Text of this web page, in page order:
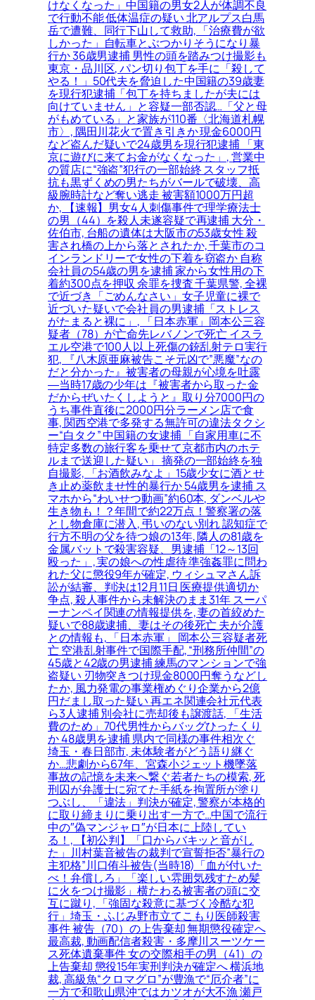
けなくなった」中国籍の男女2人が体調不良
で行動不能 低体温症の疑い 北アルプス白馬
岳で遭難、同行下山して救助, 「治療費が欲
しかった」自転車とぶつかりそうになり暴
行か 36歳男逮捕 男性の頭を踏みつけ撮影も
東京・品川区, パン切り包丁を手に「殺して
やる！」50代夫を脅迫した中国籍の39歳妻
を現行犯逮捕「包丁を持ちましたが夫には
向けていません」と容疑一部否認…「父と母
がもめている」と家族が110番〈北海道札幌
市〉, 隅田川花火で置き引きか 現金6000円
など盗んだ疑いで24歳男を現行犯逮捕 「東
京に遊びに来てお金がなくなった」, 営業中
の質店に“強盗”犯行の一部始終 スタッフ抵
抗も黒ずくめの男たちがバールで破壊、高
級腕時計など奪い逃走 被害額1000万円超
か, 【速報】男女4人刺傷事件で理学療法士
の男（44）を殺人未遂容疑で再逮捕 大分・
佐伯市, 台船の遺体は大阪市の53歳女性 殺
害され橋の上から落とされたか, 千葉市のコ
インランドリーで女性の下着を窃盗か 自称
会社員の54歳の男を逮捕 家から女性用の下
着約300点を押収 余罪を捜査 千葉県警, 全裸
で近づき「ごめんなさい」女子児童に裸で
近づいた疑いで会社員の男逮捕「ストレス
がたまると裸に」, 「日本赤軍」岡本公三容
疑者（78）が亡命先レバノンで死亡 イスラ
エル空港で100人以上死傷の銃乱射テロ実行
犯, 『八木原亜麻被告こそ元凶で”悪魔”なの
だと分かった』被害者の母親が心境を吐露
―当時17歳の少年は『被害者から取った金
だからぜいたくしようと』取り分7000円の
うち事件直後に2000円分ラーメン店で食
事, 関西空港で多発する無許可の違法タクシ
ー“白タク” 中国籍の女逮捕 「自家用車に不
特定多数の旅行客を乗せて京都市内のホテ
ルまで送迎した疑い」 摘発の一部始終を独
自撮影, 「お酒飲みなよ」15歳少女に酒とせ
き止め薬飲ませ性的暴行か 54歳男を逮捕 ス
マホから“わいせつ動画”約60本, ダンベルや
生き物も！？年間で約22万点！警察署の落
とし物倉庫に潜入, 弔いのない別れ 認知症で
行方不明の父を待つ娘の13年, 隣人の81歳を
金属バットで殺害容疑、男逮捕「12～13回
殴った」, 実の娘への性虐待 準強姦罪に問わ
れた父に懲役9年が確定, ウィシュマさん訴
訟が結審、判決は12月11日 医療提供適切か
争点, 殺人事件から未解決のまま31年 スーパ
ーナンペイ関連の情報提供を, 妻の首絞めた
疑いで88歳逮捕、妻はその後死亡 夫が介護
との情報も, 「日本赤軍」 岡本公三容疑者死
亡 空港乱射事件で国際手配, “刑務所仲間”の
45歳と42歳の男逮捕 練馬のマンションで強
盗疑い 刃物突きつけ現金8000円奪うなどし
たか, 風力発電の事業権めぐり企業から2億
円だまし取った疑い 再エネ関連会社元代表
ら3人逮捕 別会社に売却後も譲渡話, 「生活
費のため」70代男性からバッグひったくり
か 48歳男を逮捕 県内で同様の事件相次ぐ
埼玉・春日部市, 未体験者がどう語り継ぐ
か…悲劇から67年、宮森小ジェット機墜落
事故の記憶を未来へ繋ぐ若者たちの模索, 死
刑囚が弁護士に宛てた手紙を拘置所が塗り
つぶし、「違法」判決が確定, 警察が本格的
に取り締まりに乗り出す一方で…中国で流行
中の″偽マンジャロ″が日本に上陸してい
る！, 【初公判】「口からバキッと音がし
た」川村葉音被告の裁判で宣誓拒否”暴行の
主犯格”川口侑斗被告(当時18)「血が付いた
べ！弁償しろ」「楽しい雰囲気残すため髪
に火をつけ撮影」横たわる被害者の頭に交
互に蹴り, 「強固な殺意に基づく冷酷な犯
行」埼玉・ふじみ野市立てこもり医師殺害
事件 被告（70）の上告棄却 無期懲役確定へ
最高裁, 動画配信者殺害・多摩川スーツケー
ス死体遺棄事件 女の交際相手の男（41）の
上告棄却 懲役15年実刑判決が確定へ 横浜地
裁, 高級魚“クロマグロ”が豊漁で“厄介者”に
一方で和歌山県沖ではカツオが大不漁 瀬戸